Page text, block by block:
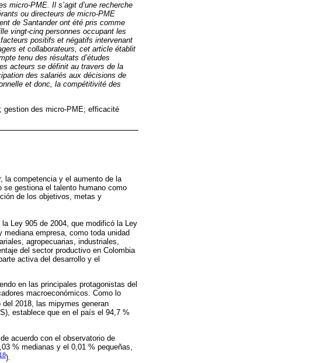
micro-PME. Il s’agit d’une recherche
ou directeurs de micro-PME
de Santander ont été pris comme
vingt-cinq personnes occupant les
positifs et négatifs intervenant
et collaborateurs, cet article établit
tenu des résultats d’études
acteurs se définit au travers de la
des salariés aux décisions de
et donc, la compétitivité des
gestion des micro-PME; efficacité
la competencia y el aumento de la
gestiona el talento humano como
de los objetivos, metas y
Ley 905 de 2004, que modificó la Ley
empresa, como toda unidad
agropecuarias, industriales,
del sector productivo en Colombia
activa del desarrollo y el
en las principales protagonistas del
macroeconómicos. Como lo
2018, las mipymes generan
establece que en el país el 94,7 %
acuerdo con el observatorio de
% medianas y el 0,01 % pequeñas,
).